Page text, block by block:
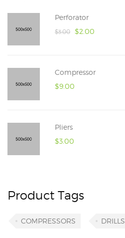
Perforator
$3.00 $2.00
Compressor
$9.00
Pliers
$3.00
Product Tags
COMPRESSORS DRILLS